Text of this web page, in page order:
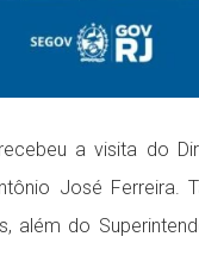
a visita do
José Ferreira.
além do